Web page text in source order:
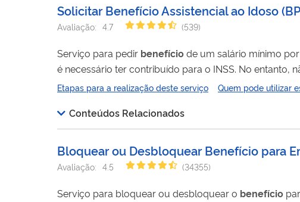
Solicitar Benefício Assistencial ao Idoso(
Avaliação: 4.7 (539)
Serviço para pedir benefício
é necessário ter contribuído para o INSS. No entanto, não dá
realizado totalmente pela internet, você não precisa ir
Etapas para a realização deste serviço Quem pode utilizar
Conteúdos Relacionados
Bloquear ou Desbloquear Benefício para
Avaliação: 4.5 (34355)
Serviço para bloquear ou desbloquear o benefício